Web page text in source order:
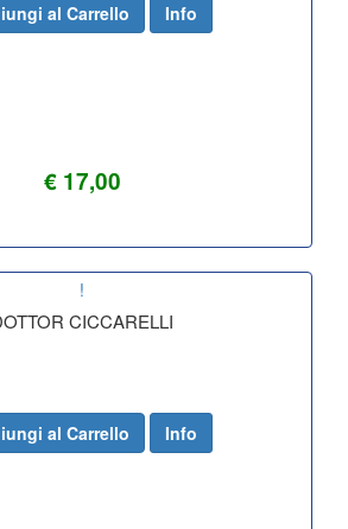
€ 17,00
al Carrello Info
!
CICCARELLI
al Carrello Info